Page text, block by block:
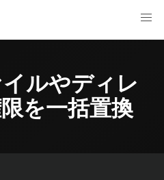
ルやディレ
を一括置換